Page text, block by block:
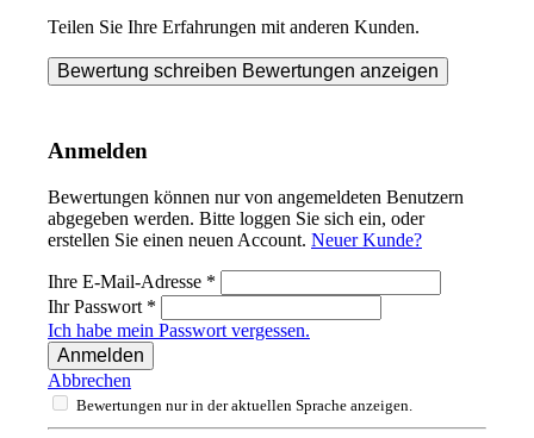
Teilen Sie Ihre Erfahrungen mit anderen Kunden.
Bewertung schreiben Bewertungen anzeigen
Anmelden
Bewertungen können nur von angemeldeten Benutzern
abgegeben werden. Bitte loggen Sie sich ein, oder
erstellen Sie einen neuen Account. Neuer Kunde?
Ihre E-Mail-Adresse *
Ihr Passwort *
Ich habe mein Passwort vergessen.
Anmelden
Abbrechen
Bewertungen nur in der aktuellen Sprache anzeigen.